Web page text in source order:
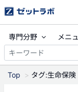
専門分野 メニ
Top タグ:生命保険